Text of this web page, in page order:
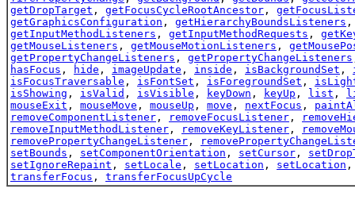
getDropTarget , getFocusCycleRootAncestor ,
getGraphicsConfiguration , getHierarchyBoundsListeners
getInputMethodListeners , getInputMethodRequests ,
getMouseListeners , getMouseMotionListeners ,
getPropertyChangeListeners , getPropertyChangeListeners
hasFocus , hide , imageUpdate , inside , isBackgroundSet ,
isFocusTraversable , isFontSet , isForegroundSet ,
isShowing , isValid , isVisible , keyDown , keyUp , list ,
mouseExit , mouseMove , mouseUp , move , nextFocus ,
removeComponentListener , removeFocusListener ,
removeInputMethodListener , removeKeyListener ,
removePropertyChangeListener ,
setBounds , setComponentOrientation , setCursor ,
setIgnoreRepaint , setLocale , setLocation , setLocation
transferFocus , transferFocusUpCycle